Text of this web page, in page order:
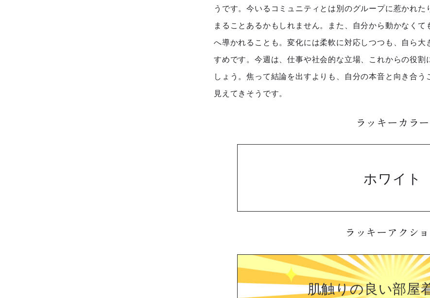
うです。今いるコミュニティとは別のグループに惹かれ
まることあるかもしれません。また、自分から動かなく
へ導かれることも。変化には柔軟に対応しつつも、自ら
すめです。今週は、仕事や社会的な立場、これからの役割
しょう。焦って結論を出すよりも、自分の本音と向き合
見えてきそうです。
ラッキーカラー
ホワイト
ラッキーアクシ
肌触りの良い部屋